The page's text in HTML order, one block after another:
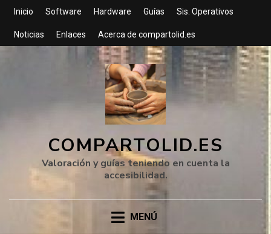
Inicio Software Hardware Guías Sis. Operativos
Noticias Enlaces Acerca de compartolid.es
COMPARTOLID.ES
Valoración y guías teniendo en cuenta la
accesibilidad.
MENÚ